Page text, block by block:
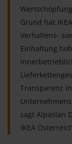
Grund hat
Verhaltens-
Einhaltung
Transparenz
sagt Alpaslan
IKEA